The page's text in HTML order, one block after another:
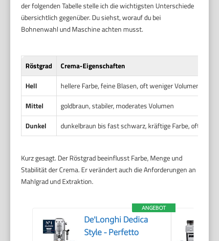
der folgenden Tabelle stelle ich die wichtigsten Unterschiede
übersichtlich gegenüber. Du siehst, worauf du bei
Bohnenwahl und Maschine achten musst.
Röstgrad
Crema-Eigenschaften
Hell
hellere Farbe, feine Blasen, oft weniger Volumen,
Mittel
goldbraun, stabiler, moderates Volumen
Dunkel
dunkelbraun bis fast schwarz, kräftige Farbe, oft
Kurz gesagt. Der Röstgrad beeinflusst Farbe, Menge und
Stabilität der Crema. Er verändert auch die Anforderungen an
Mahlgrad und Extraktion.
ANGEBOT
De'Longhi Dedica
Style - Perfetto